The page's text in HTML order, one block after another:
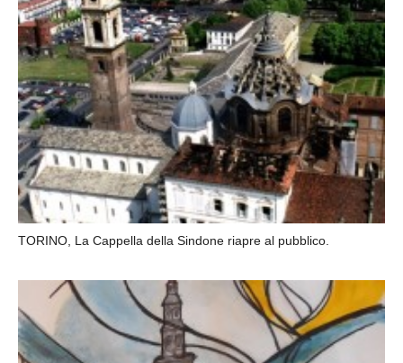
TORINO, La Cappella della Sindone riapre al pubblico.